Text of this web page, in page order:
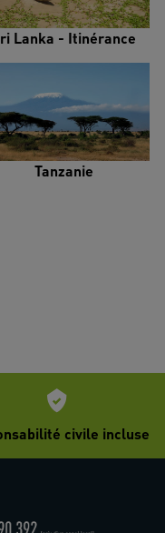
Lanka - Itinérance
Tanzanie
civile incluse